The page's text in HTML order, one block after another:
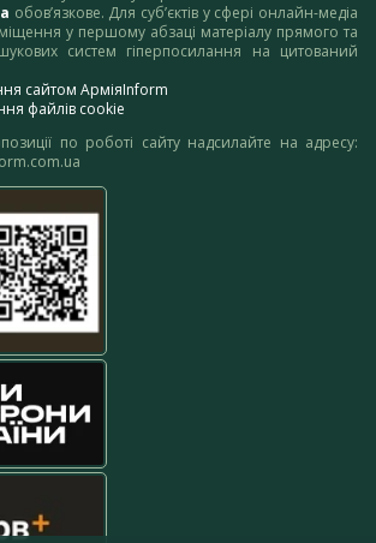
обов’язкове. Для суб’єктів у сфері онлайн-медіа
у першому абзаці матеріалу прямого та
систем гіперпосилання на цитований
сайтом АрміяInform
файлів cookie
по роботі сайту надсилайте на адресу: